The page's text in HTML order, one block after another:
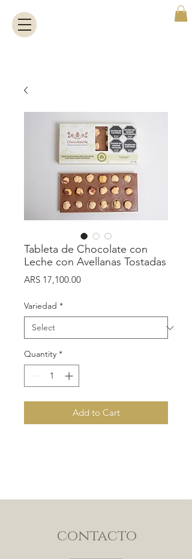
Tableta de Chocolate con
Leche con Avellanas Tostadas
ARS 17,100.00Price
Variedad *
Quantity *
Add to Cart
contacto